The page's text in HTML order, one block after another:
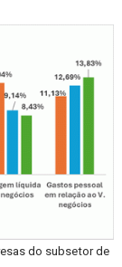
do subsetor de